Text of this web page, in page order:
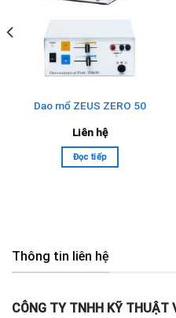
Dao mổ ZEUS ZERO 50
Liên hệ
Đọc tiếp
Thông tin liên hệ
CÔNG TY TNHH KỸ THUẬT